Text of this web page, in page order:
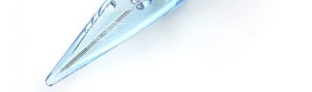
MANAGER@WAGONTATTOO.SHOP
VK
INSTAGRAM